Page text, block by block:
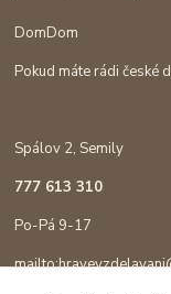
DomDom
Pokud máte rádi české
Spálov 2, Semily
777 613 310
Po-Pá 9-17